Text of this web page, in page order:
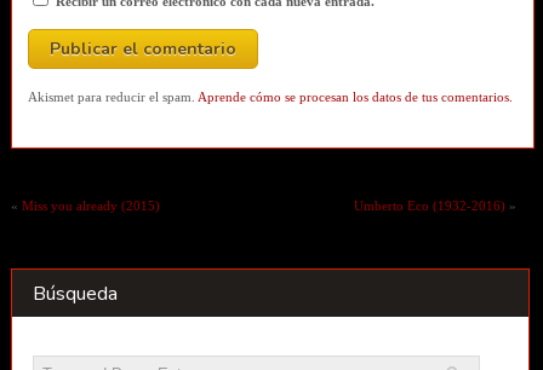
Akismet para reducir el spam. Aprende cómo se procesan los datos de tus comentarios.
« Miss you already (2015) Umberto Eco (1932-2016) »
Búsqueda